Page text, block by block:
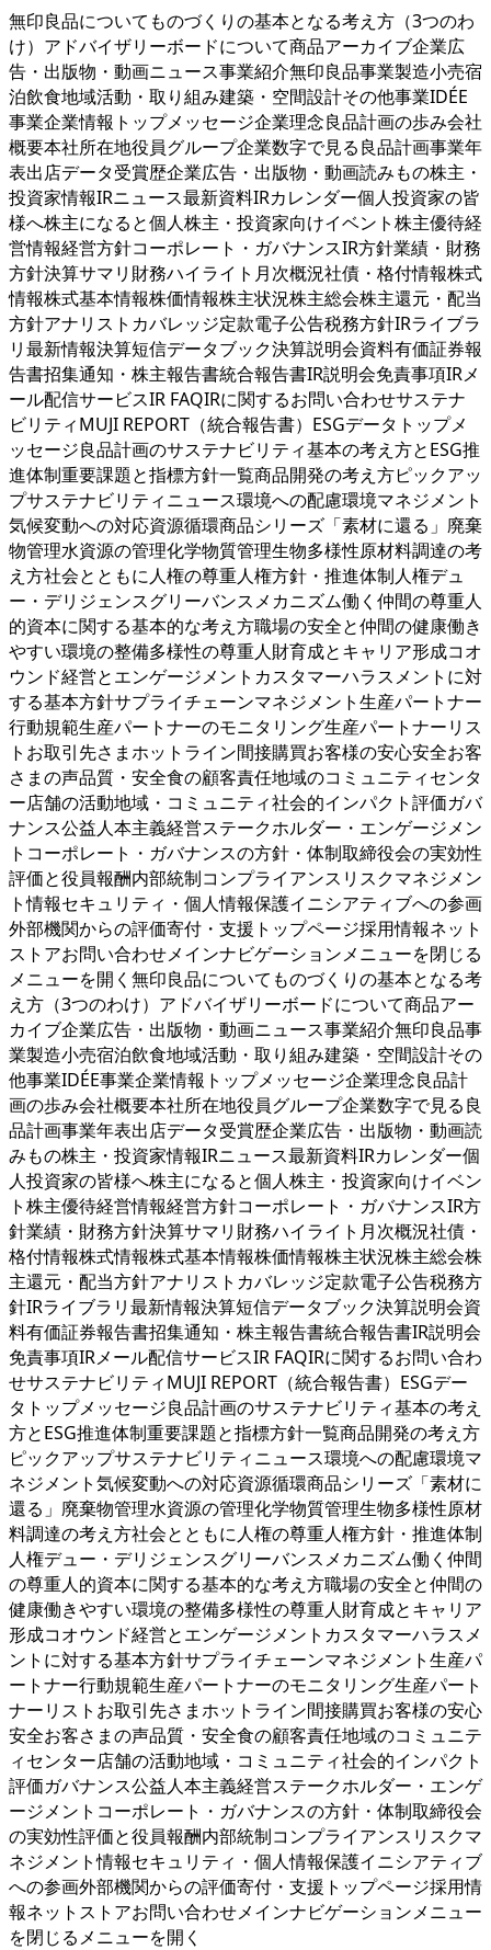
無印良品についてものづくりの基本となる考え方（3つのわ
け）アドバイザリーボードについて商品アーカイブ企業広
告・出版物・動画ニュース事業紹介無印良品事業製造小売宿
泊飲食地域活動・取り組み建築・空間設計その他事業IDÉE
事業企業情報トップメッセージ企業理念良品計画の歩み会社
概要本社所在地役員グループ企業数字で見る良品計画事業年
表出店データ受賞歴企業広告・出版物・動画読みもの株主・
投資家情報IRニュース最新資料IRカレンダー個人投資家の皆
様へ株主になると個人株主・投資家向けイベント株主優待経
営情報経営方針コーポレート・ガバナンスIR方針業績・財務
方針決算サマリ財務ハイライト月次概況社債・格付情報株式
情報株式基本情報株価情報株主状況株主総会株主還元・配当
方針アナリストカバレッジ定款電子公告税務方針IRライブラ
リ最新情報決算短信データブック決算説明会資料有価証券報
告書招集通知・株主報告書統合報告書IR説明会免責事項IRメ
ール配信サービスIR FAQIRに関するお問い合わせサステナ
ビリティMUJI REPORT（統合報告書）ESGデータトップメ
ッセージ良品計画のサステナビリティ基本の考え方とESG推
進体制重要課題と指標方針一覧商品開発の考え方ピックアッ
プサステナビリティニュース環境への配慮環境マネジメント
気候変動への対応資源循環商品シリーズ「素材に還る」廃棄
物管理水資源の管理化学物質管理生物多様性原材料調達の考
え方社会とともに人権の尊重人権方針・推進体制人権デュ
ー・デリジェンスグリーバンスメカニズム働く仲間の尊重人
的資本に関する基本的な考え方職場の安全と仲間の健康働き
やすい環境の整備多様性の尊重人財育成とキャリア形成コオ
ウンド経営とエンゲージメントカスタマーハラスメントに対
する基本方針サプライチェーンマネジメント生産パートナー
行動規範生産パートナーのモニタリング生産パートナーリス
トお取引先さまホットライン間接購買お客様の安心安全お客
さまの声品質・安全食の顧客責任地域のコミュニティセンタ
ー店舗の活動地域・コミュニティ社会的インパクト評価ガバ
ナンス公益人本主義経営ステークホルダー・エンゲージメン
トコーポレート・ガバナンスの方針・体制取締役会の実効性
評価と役員報酬内部統制コンプライアンスリスクマネジメン
ト情報セキュリティ・個人情報保護イニシアティブへの参画
外部機関からの評価寄付・支援トップページ採用情報ネット
ストアお問い合わせメインナビゲーションメニューを閉じる
メニューを開く 無印良品についてものづくりの基本となる考
え方（3つのわけ）アドバイザリーボードについて商品アー
カイブ企業広告・出版物・動画ニュース事業紹介無印良品事
業製造小売宿泊飲食地域活動・取り組み建築・空間設計その
他事業IDÉE事業企業情報トップメッセージ企業理念良品計
画の歩み会社概要本社所在地役員グループ企業数字で見る良
品計画事業年表出店データ受賞歴企業広告・出版物・動画読
みもの株主・投資家情報IRニュース最新資料IRカレンダー個
人投資家の皆様へ株主になると個人株主・投資家向けイベン
ト株主優待経営情報経営方針コーポレート・ガバナンスIR方
針業績・財務方針決算サマリ財務ハイライト月次概況社債・
格付情報株式情報株式基本情報株価情報株主状況株主総会株
主還元・配当方針アナリストカバレッジ定款電子公告税務方
針IRライブラリ最新情報決算短信データブック決算説明会資
料有価証券報告書招集通知・株主報告書統合報告書IR説明会
免責事項IRメール配信サービスIR FAQIRに関するお問い合わ
せサステナビリティMUJI REPORT（統合報告書）ESGデー
タトップメッセージ良品計画のサステナビリティ基本の考え
方とESG推進体制重要課題と指標方針一覧商品開発の考え方
ピックアップサステナビリティニュース環境への配慮環境マ
ネジメント気候変動への対応資源循環商品シリーズ「素材に
還る」廃棄物管理水資源の管理化学物質管理生物多様性原材
料調達の考え方社会とともに人権の尊重人権方針・推進体制
人権デュー・デリジェンスグリーバンスメカニズム働く仲間
の尊重人的資本に関する基本的な考え方職場の安全と仲間の
健康働きやすい環境の整備多様性の尊重人財育成とキャリア
形成コオウンド経営とエンゲージメントカスタマーハラスメ
ントに対する基本方針サプライチェーンマネジメント生産パ
ートナー行動規範生産パートナーのモニタリング生産パート
ナーリストお取引先さまホットライン間接購買お客様の安心
安全お客さまの声品質・安全食の顧客責任地域のコミュニテ
ィセンター店舗の活動地域・コミュニティ社会的インパクト
評価ガバナンス公益人本主義経営ステークホルダー・エンゲ
ージメントコーポレート・ガバナンスの方針・体制取締役会
の実効性評価と役員報酬内部統制コンプライアンスリスクマ
ネジメント情報セキュリティ・個人情報保護イニシアティブ
への参画外部機関からの評価寄付・支援トップページ採用情
報ネットストアお問い合わせメインナビゲーションメニュー
を閉じるメニューを開く